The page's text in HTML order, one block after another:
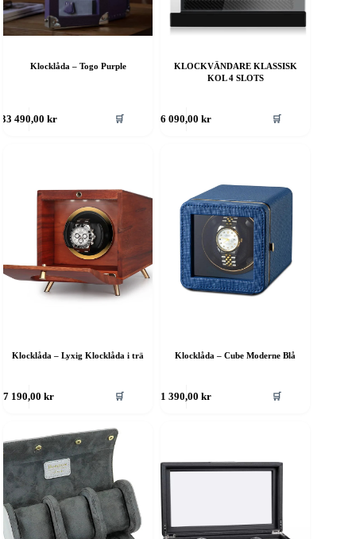
Klocklåda – Togo Purple
33 490,00 kr 🛒
KLOCKVÄNDARE KLASSISK
KOL 4 SLOTS
6 090,00kr 🛒
Klocklåda – Lyxig Klocklåda i trä
7 190,00kr 🛒
Klocklåda – Cube Moderne Blå
1 390,00kr 🛒